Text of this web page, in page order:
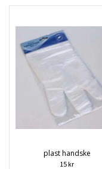
plast handske
15 kr